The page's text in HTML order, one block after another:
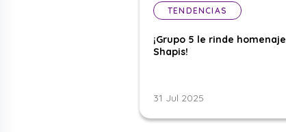
TENDENCIAS
¡Grupo 5 le rinde
Shapis!
31 Jul 2025